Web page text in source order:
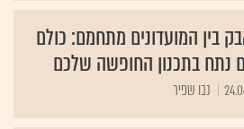
בין המועדונים מתחמם: כולם
נתח בתכנון החופשה שלכם
נבו שפיר